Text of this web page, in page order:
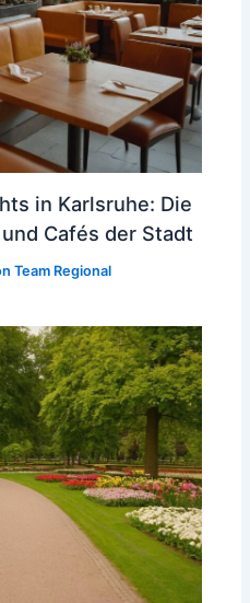
in Karlsruhe: Die
Cafés der Stadt
Team Regional